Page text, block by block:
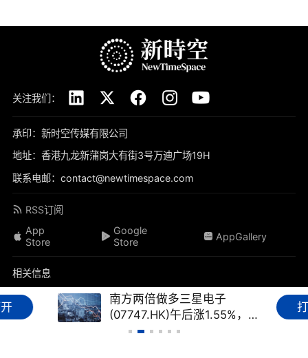
关注我们：
承印：新时空传媒有限公司
地址：香港九龙新蒲岗大有街3号万迪广场19H
联系电邮：contact@newtimespace.com
RSS订阅
App
Store
Google
Store
AppGallery
相关信息
关于我们
免责声明 隐私政策 联系我们
品牌素材
我要投稿 标签库 友情链接 财经FAQ
南方两倍做多三星电子
(07747.HK)午后涨1.55%，成
交额达8.93亿港元